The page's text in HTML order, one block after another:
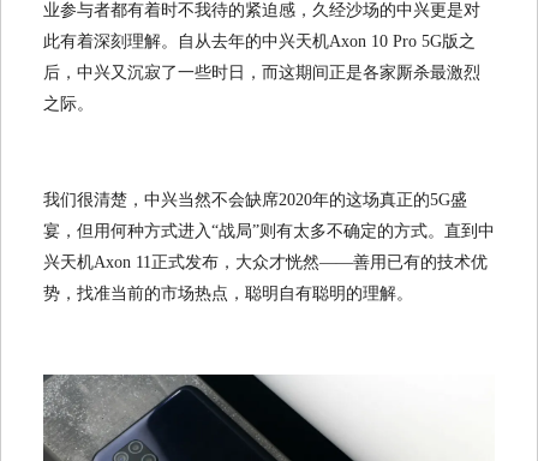
业参与者都有着时不我待的紧迫感，久经沙场的中兴更是对
此有着深刻理解。自从去年的中兴天机Axon 10 Pro 5G版之
后，中兴又沉寂了一些时日，而这期间正是各家厮杀最激烈
之际。
我们很清楚，中兴当然不会缺席2020年的这场真正的5G盛
宴，但用何种方式进入“战局”则有太多不确定的方式。直到中
兴天机Axon 11正式发布，大众才恍然——善用已有的技术优
势，找准当前的市场热点，聪明自有聪明的理解。